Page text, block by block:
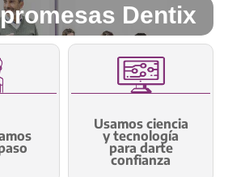
Dentix
Usamos ciencia
y tecnología
para darte
confianza